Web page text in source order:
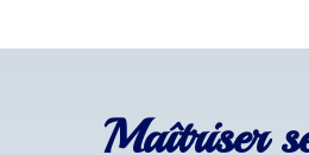
Maîtriser